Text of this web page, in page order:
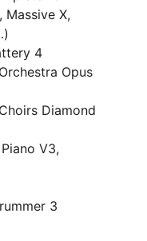
Massive X,
4
Opus
Diamond
V3,
3